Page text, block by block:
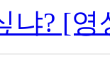
냐? [